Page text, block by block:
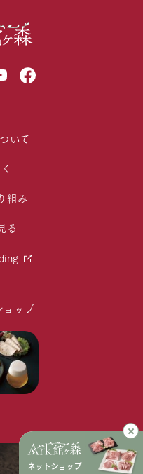
ネットショップ
いて
組み
る
ョップ